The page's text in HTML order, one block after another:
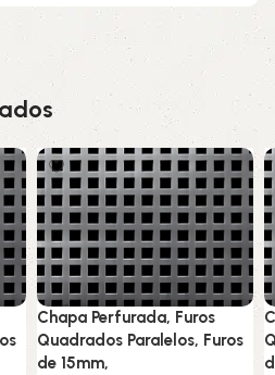
Chapa Perfurada, Furos
Quadrados Paralelos, Furos
de 15mm,